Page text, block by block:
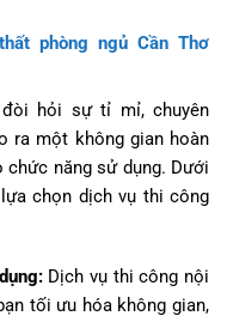
phòng ngủ Cần Thơ
hỏi sự tỉ mỉ, chuyên
ra một không gian hoàn
chức năng sử dụng. Dưới
chọn dịch vụ thi công
Dịch vụ thi công nội
tối ưu hóa không gian,